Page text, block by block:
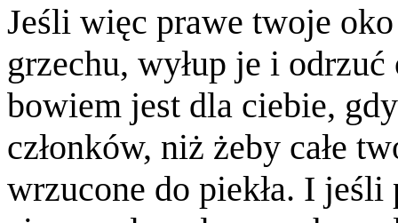
Jeśli więc prawe twoje
grzechu, wyłup je i
bowiem jest dla ciebie,
członków, niż żeby całe
wrzucone do piekła. I